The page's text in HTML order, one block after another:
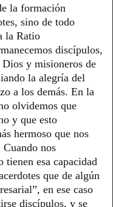
la formación
sino de todo
la Ratio
discípulos,
y misioneros de
la alegría del
a los demás. En la
olvidemos que
y que esto
hermoso que nos
nos
tienen esa capacidad
que de algún
en ese caso
discípulos, y se